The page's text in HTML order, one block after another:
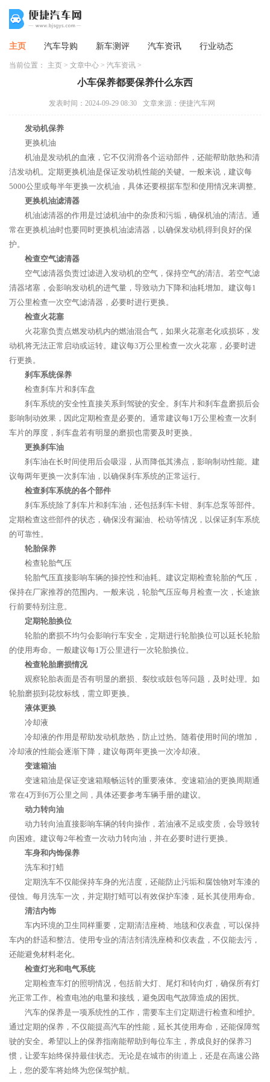
主页 汽车导购 新车测评 汽车资讯 行业动态
当前位置： 主页 > 文章中心 > 汽车资讯 >
小车保养都要保养什么东西
发表时间：2024-09-29 08:30 文章来源：便捷汽车网
发动机保养
更换机油
机油是发动机的血液，它不仅润滑各个运动部件，还能帮助散热和清
洁发动机。定期更换机油是保证发动机性能的关键。一般来说，建议每
5000公里或每半年更换一次机油，具体还要根据车型和使用情况来调整。
更换机油滤清器
机油滤清器的作用是过滤机油中的杂质和污垢，确保机油的清洁。通
常在更换机油时也要同时更换机油滤清器，以确保发动机得到良好的保
护。
检查空气滤清器
空气滤清器负责过滤进入发动机的空气，保持空气的清洁。若空气滤
清器堵塞，会影响发动机的进气量，导致动力下降和油耗增加。建议每1
万公里检查一次空气滤清器，必要时进行更换。
检查火花塞
火花塞负责点燃发动机内的燃油混合气，如果火花塞老化或损坏，发
动机将无法正常启动或运转。建议每3万公里检查一次火花塞，必要时进
行更换。
刹车系统保养
检查刹车片和刹车盘
刹车系统的安全性直接关系到驾驶的安全。刹车片和刹车盘磨损后会
影响制动效果，因此定期检查是必要的。通常建议每1万公里检查一次刹
车片的厚度，刹车盘若有明显的磨损也需要及时更换。
更换刹车油
刹车油在长时间使用后会吸湿，从而降低其沸点，影响制动性能。建
议每两年更换一次刹车油，以确保刹车系统的正常运行。
检查刹车系统的各个部件
刹车系统除了刹车片和刹车油，还包括刹车卡钳、刹车总泵等部件。
定期检查这些部件的状态，确保没有漏油、松动等情况，以保证刹车系统
的可靠性。
轮胎保养
检查轮胎气压
轮胎气压直接影响车辆的操控性和油耗。建议定期检查轮胎的气压，
保持在厂家推荐的范围内。一般来说，轮胎气压应每月检查一次，长途旅
行前要特别注意。
定期轮胎换位
轮胎的磨损不均匀会影响行车安全，定期进行轮胎换位可以延长轮胎
的使用寿命。一般建议每1万公里进行一次轮胎换位。
检查轮胎磨损情况
观察轮胎表面是否有明显的磨损、裂纹或鼓包等问题，及时处理。如
轮胎磨损到花纹标线，需立即更换。
液体更换
冷却液
冷却液的作用是帮助发动机散热，防止过热。随着使用时间的增加，
冷却液的性能会逐渐下降，建议每两年更换一次冷却液。
变速箱油
变速箱油是保证变速箱顺畅运转的重要液体。变速箱油的更换周期通
常在4万到6万公里之间，具体还要参考车辆手册的建议。
动力转向油
动力转向油直接影响车辆的转向操作，若油液不足或变质，会导致转
向困难。建议每2年检查一次动力转向油，并在必要时进行更换。
车身和内饰保养
洗车和打蜡
定期洗车不仅能保持车身的光洁度，还能防止污垢和腐蚀物对车漆的
侵蚀。每月洗车一次，并定期打蜡可以有效保护车漆，延长其使用寿命。
清洁内饰
车内环境的卫生同样重要，定期清洁座椅、地毯和仪表盘，可以保持
车内的舒适和整洁。使用专业的清洁剂清洗座椅和仪表盘，不仅能去污，
还能避免材料老化。
检查灯光和电气系统
定期检查车灯的照明情况，包括前大灯、尾灯和转向灯，确保所有灯
光正常工作。检查电池的电量和接线，避免因电气故障造成的困扰。
汽车的保养是一项系统性的工作，需要车主们定期进行检查和维护。
通过定期的保养，不仅能提高汽车的性能，延长其使用寿命，还能保障驾
驶的安全。希望以上的保养指南能帮助到每位车主，养成良好的保养习
惯，让爱车始终保持最佳状态。无论是在城市的街道上，还是在高速公路
上，您的爱车将始终为您保驾护航。